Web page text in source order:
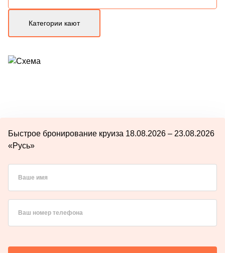
Категории кают
Быстрое бронирование круиза 18.08.2026 – 23.08.2026
«Русь»
Ваше имя
Ваш номер телефона